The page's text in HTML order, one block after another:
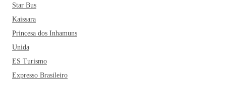
Star Bus
Kaissara
Princesa dos Inhamuns
Unida
ES Turismo
Expresso Brasileiro